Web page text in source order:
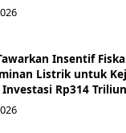
Insentif
Listrik untuk
Rp314 Triliun